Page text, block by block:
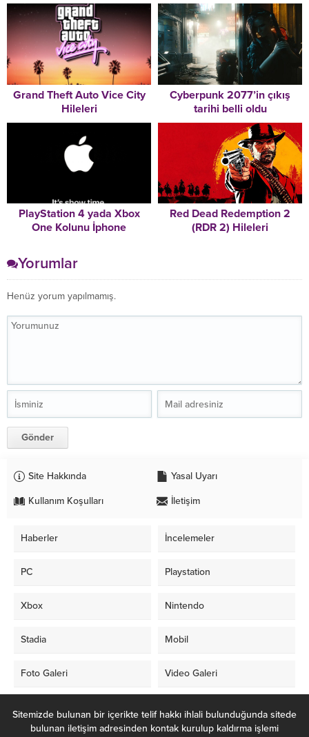
Grand Theft Auto Vice City
Hileleri
Cyberpunk 2077’in çıkış
tarihi belli oldu
PlayStation 4 yada Xbox
One Kolunu İphone
Red Dead Redemption 2
(RDR 2) Hileleri
Yorumlar
Henüz yorum yapılmamış.
Site Hakkında Yasal Uyarı
Kullanım Koşulları İletişim
Haberler İncelemeler
PC Playstation
Xbox Nintendo
Stadia Mobil
Foto Galeri Video Galeri
Sitemizde bulunan bir içerikte telif hakkı ihlali bulunduğunda sitede
bulunan iletişim adresinden kontak kurulup kaldırma işlemi